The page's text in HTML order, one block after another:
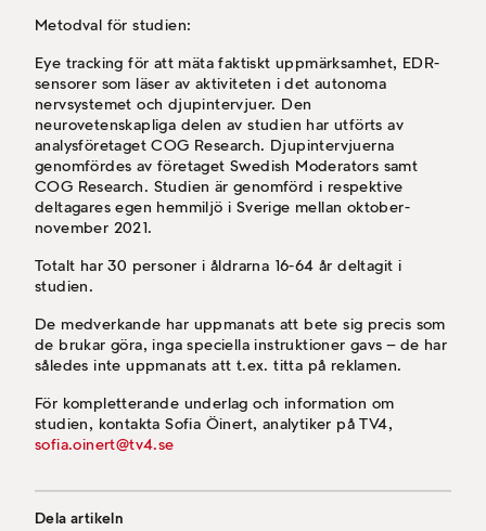
Metodval för studien:
Eye tracking för att mäta faktiskt uppmärksamhet, EDR-
sensorer som läser av aktiviteten i det autonoma
nervsystemet och djupintervjuer. Den
neurovetenskapliga delen av studien har utförts av
analysföretaget COG Research. Djupintervjuerna
genomfördes av företaget Swedish Moderators samt
COG Research. Studien är genomförd i respektive
deltagares egen hemmiljö i Sverige mellan oktober-
november 2021.
Totalt har 30 personer i åldrarna 16-64 år deltagit i
studien.
De medverkande har uppmanats att bete sig precis som
de brukar göra, inga speciella instruktioner gavs – de har
således inte uppmanats att t.ex. titta på reklamen.
För kompletterande underlag och information om
studien, kontakta Sofia Öinert, analytiker på TV4,
sofia.oinert@tv4.se
Dela artikeln